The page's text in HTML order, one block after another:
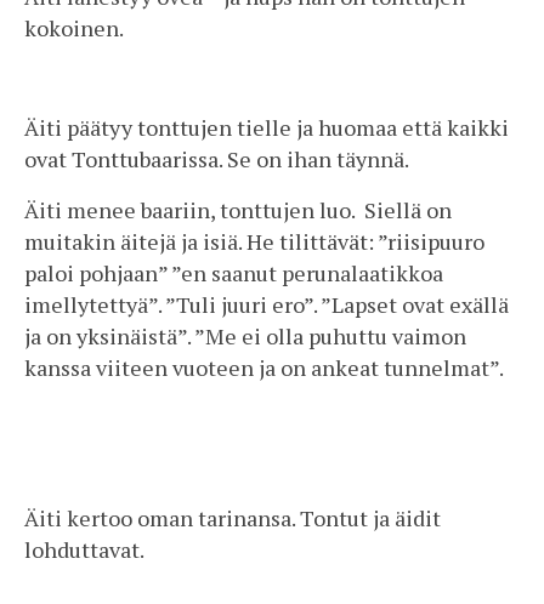
kokoinen.
Äiti päätyy tonttujen tielle ja huomaa että kaikki
ovat Tonttubaarissa. Se on ihan täynnä.
Äiti menee baariin, tonttujen luo. Siellä on
muitakin äitejä ja isiä. He tilittävät: ”riisipuuro
paloi pohjaan” ”en saanut perunalaatikkoa
imellytettyä”. ”Tuli juuri ero”. ”Lapset ovat exällä
ja on yksinäistä”. ”Me ei olla puhuttu vaimon
kanssa viiteen vuoteen ja on ankeat tunnelmat”.
Äiti kertoo oman tarinansa. Tontut ja äidit
lohduttavat.